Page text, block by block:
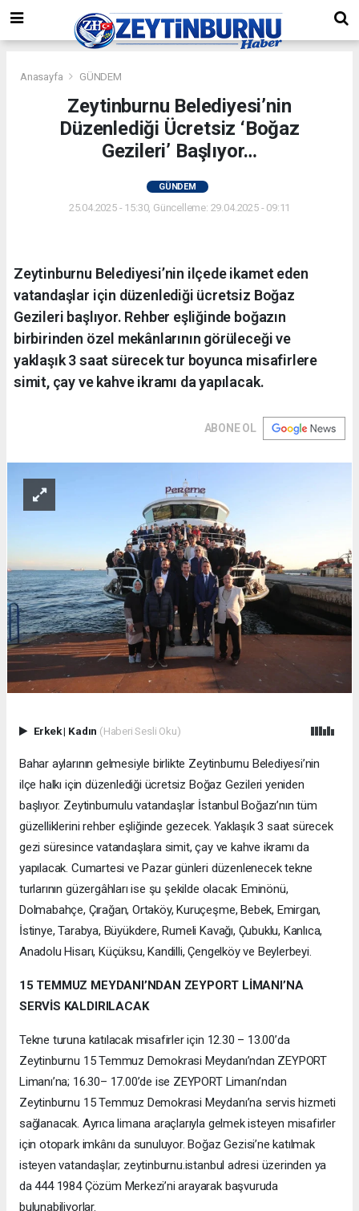
Anasayfa GÜNDEM
Zeytinburnu Belediyesi’nin
Düzenlediği Ücretsiz ‘Boğaz
Gezileri’ Başlıyor…
GÜNDEM
25.04.2025 - 15:30, Güncelleme: 29.04.2025 - 09:11
Zeytinburnu Belediyesi’nin ilçede ikamet eden
vatandaşlar için düzenlediği ücretsiz Boğaz
Gezileri başlıyor. Rehber eşliğinde boğazın
birbirinden özel mekânlarının görüleceği ve
yaklaşık 3 saat sürecek tur boyunca misafirlere
simit, çay ve kahve ikramı da yapılacak.
ABONE OL
Erkek| Kadın (Haberi Sesli Oku)
Bahar aylarının gelmesiyle birlikte Zeytinburnu Belediyesi’nin
ilçe halkı için düzenlediği ücretsiz Boğaz Gezileri yeniden
başlıyor. Zeytinburnulu vatandaşlar İstanbul Boğazı’nın tüm
güzelliklerini rehber eşliğinde gezecek. Yaklaşık 3 saat sürecek
gezi süresince vatandaşlara simit, çay ve kahve ikramı da
yapılacak. Cumartesi ve Pazar günleri düzenlenecek tekne
turlarının güzergâhları ise şu şekilde olacak: Eminönü,
Dolmabahçe, Çırağan, Ortaköy, Kuruçeşme, Bebek, Emirgan,
İstinye, Tarabya, Büyükdere, Rumeli Kavağı, Çubuklu, Kanlıca,
Anadolu Hisarı, Küçüksu, Kandilli, Çengelköy ve Beylerbeyi.
15 TEMMUZ MEYDANI’NDAN ZEYPORT LİMANI’NA
SERVİS KALDIRILACAK
Tekne turuna katılacak misafirler için 12.30 – 13.00’da
Zeytinburnu 15 Temmuz Demokrasi Meydanı’ndan ZEYPORT
Limanı’na; 16.30– 17.00’de ise ZEYPORT Limanı’ndan
Zeytinburnu 15 Temmuz Demokrasi Meydanı’na servis hizmeti
sağlanacak. Ayrıca limana araçlarıyla gelmek isteyen misafirler
için otopark imkânı da sunuluyor. Boğaz Gezisi’ne katılmak
isteyen vatandaşlar; zeytinburnu.istanbul adresi üzerinden ya
da 444 1984 Çözüm Merkezi’ni arayarak başvuruda
bulunabiliyorlar.